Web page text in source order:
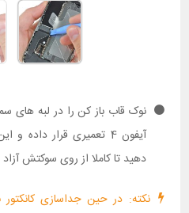
نوک قاب باز کن را در لبه های
آیفون 4 تعمیری قرار
دهید تا کاملا از روی سوکتش